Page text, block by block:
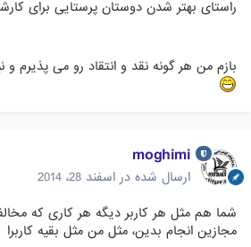
راستای بهتر شدن دوستان پرستایی برای
بازم من هر گونه نقد و انتقاد رو می پذیرم و
moghimi
ارسال شده در اسفند 28، 2014
شما هم مثل هر کاربر دیگه هر کاری که
مجازین انجام بدین، مثل من مثل بقیه کاربرا